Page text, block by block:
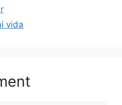
vida